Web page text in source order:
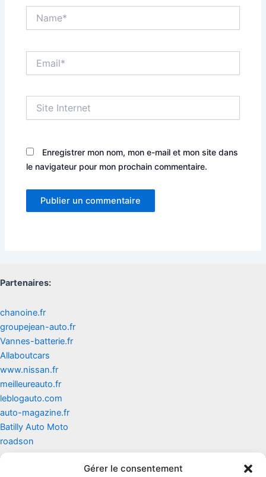
Gérer le consentement
Internet
Enregistrer mon nom, mon e-mail et mon site dans
le navigateur pour mon prochain commentaire.
Partenaires:
chanoine.fr
groupejean-auto.fr
Vannes-batterie.fr
Allaboutcars
www.nissan.fr
meilleureauto.fr
leblogauto.com
auto-magazine.fr
Batilly Auto Moto
roadson